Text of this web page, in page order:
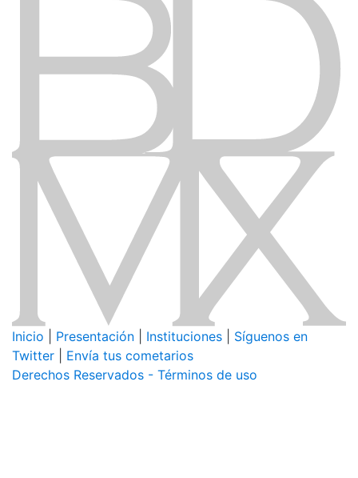
Inicio Presentación Instituciones
Síguenos en
Twitter
Envía tus cometarios
Derechos Reservados - Términos de uso